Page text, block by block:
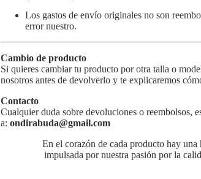
Los gastos de envío originales no son
error nuestro.
Cambio de producto
Si quieres cambiar tu producto por otra talla o
nosotros antes de devolverlo y te explicaremos
Contacto
Cualquier duda sobre devoluciones o reembolsos,
a: ondirabuda@gmail.com
En el corazón de cada producto hay una
impulsada por nuestra pasión por la